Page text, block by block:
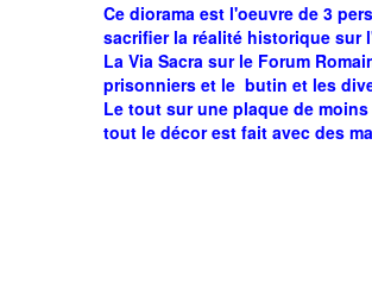
Ce diorama est l'oeuvre de 3
sacrifier la réalité historique sur
La Via Sacra sur le Forum
prisonniers et le butin et les
Le tout sur une plaque de
tout le décor est fait avec des